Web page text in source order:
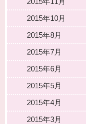
2015年10月
2015年8月
2015年7月
2015年6月
2015年5月
2015年4月
2015年3月